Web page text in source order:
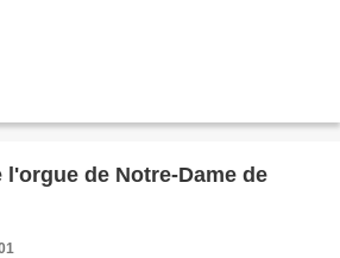
l'orgue de Notre-Dame de